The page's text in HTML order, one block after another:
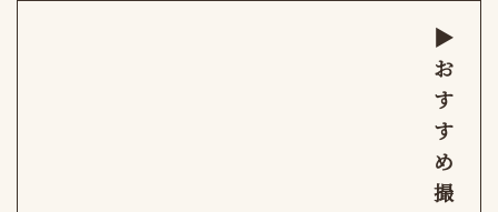
▶︎
お
す
す
め
撮